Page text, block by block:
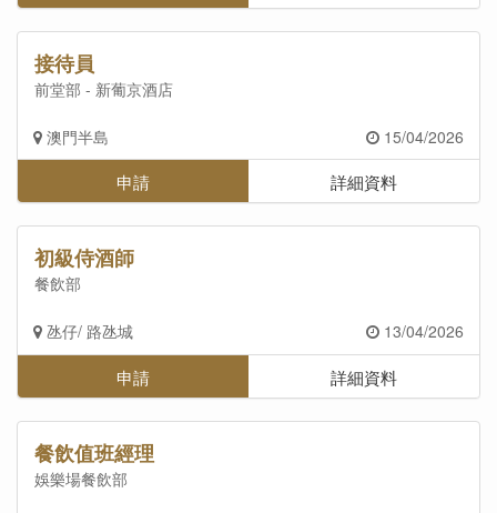
接待員
前堂部 - 新葡京酒店
澳門半島 15/04/2026
申請 詳細資料
初級侍酒師
餐飲部
氹仔/ 路氹城 13/04/2026
申請 詳細資料
餐飲值班經理
娛樂場餐飲部